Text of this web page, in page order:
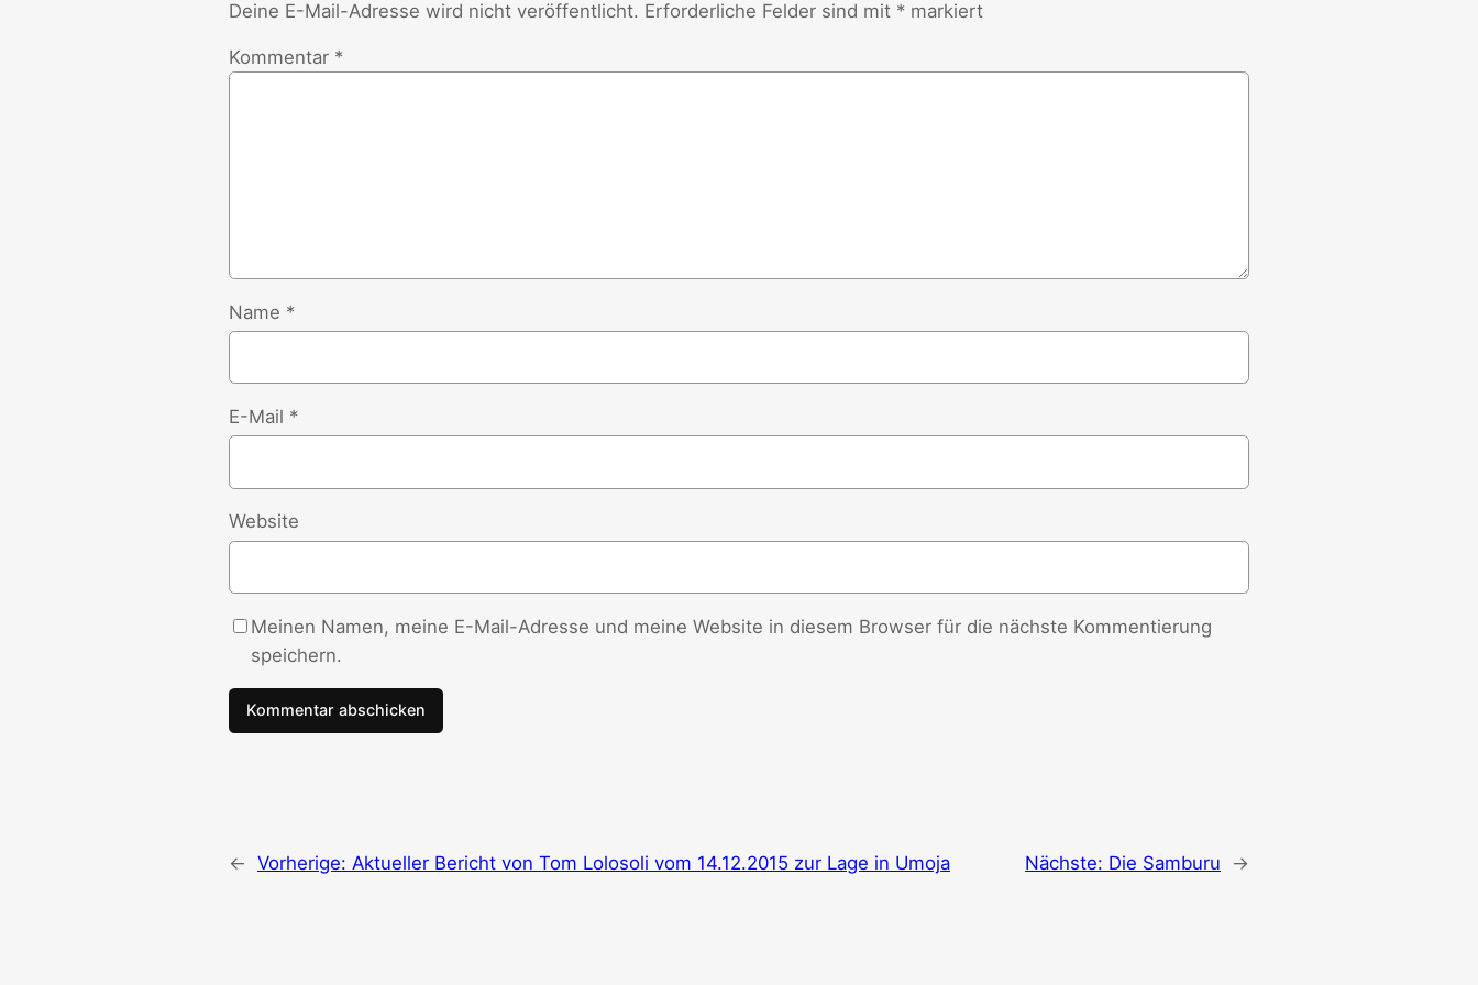
Deine E-Mail-Adresse wird nicht veröffentlicht. Erforderliche Felder sind mit * markiert
Kommentar *
Name *
E-Mail *
Website
Meinen Namen, meine E-Mail-Adresse und meine Website in diesem Browser für die nächste Kommentierung
speichern.
← Vorherige: Aktueller Bericht von Tom Lolosoli vom 14.12.2015 zur Lage in Umoja Nächste: Die Samburu →